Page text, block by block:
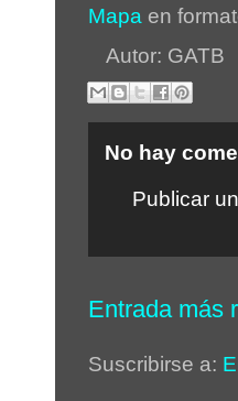
Mapa en
Autor: GATB
No hay
Publicar
Entrada más
Suscribirse a: